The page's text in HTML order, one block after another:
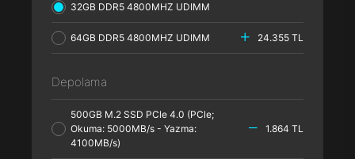
32GB DDR5 4800MHZ UDIMM
64GB DDR5 4800MHZ UDIMM 24.355 TL
Depolama
500GB M.2 SSD PCle 4.0 (PCle;
Okuma: 5000MB/s - Yazma:
4100MB/s)
1.864 TL